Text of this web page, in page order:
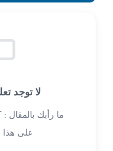
لا توجد
ما رأيك
على هذا